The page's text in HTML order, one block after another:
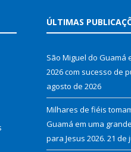
ÚLTIMAS
São Miguel do Guamá
2026 com sucesso de
agosto de 2026
Milhares de fiéis
Guamá em uma
para Jesus 2026. 21 de